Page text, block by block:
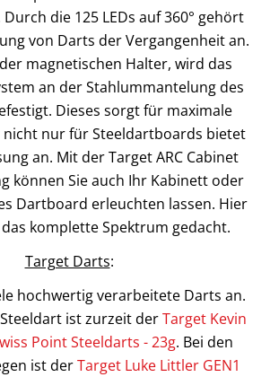
die 125 LEDs auf 360° gehört
von Darts der Vergangenheit an.
magnetischen Halter, wird das
an der Stahlummantelung des
Dieses sorgt für maximale
nicht nur für Steeldartboards bietet
an. Mit der Target ARC Cabinet
können Sie auch Ihr Kabinett oder
Dartboard erleuchten lassen. Hier
komplette Spektrum gedacht.
Target Darts:
hochwertig verarbeitete Darts an.
ist zurzeit derTarget Kevin
Point Steeldarts - 23g. Bei den
ist derTarget Luke Littler GEN1